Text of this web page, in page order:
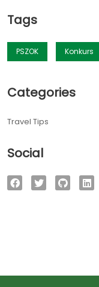
Tags
PSZOK Konkurs
Categories
Travel Tips
Social